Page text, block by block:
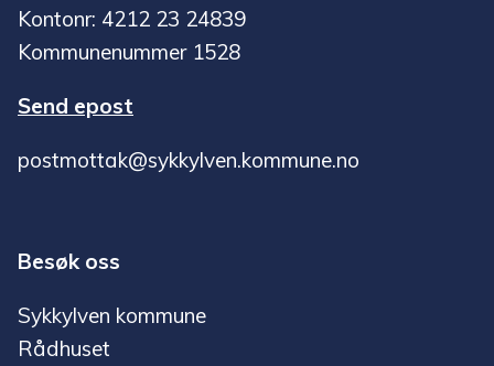
Kontonr: 4212 23 24839
Kommunenummer 1528
Send epost
postmottak@sykkylven.kommune.no
Besøk oss
Sykkylven kommune
Rådhuset